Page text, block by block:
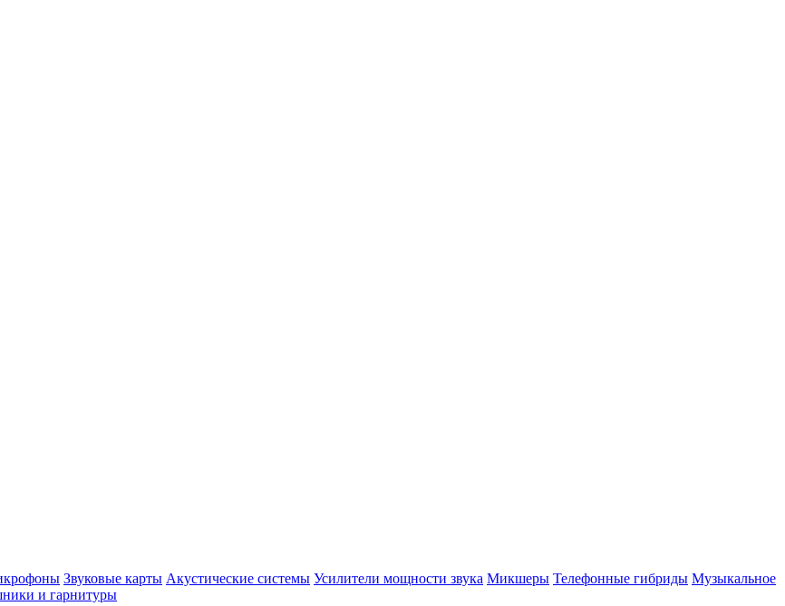
Звуковые карты Акустические системы Усилители мощности звука Микшеры Телефонные гибриды Музыкальное
и гарнитуры